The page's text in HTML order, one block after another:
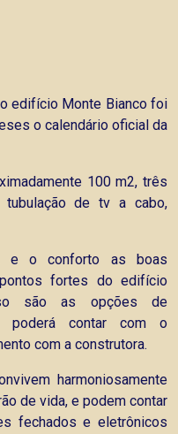
edifício Monte Bianco foi
o calendário oficial da
100 m2, três
tubulação de tv a cabo,
e o conforto as boas
fortes do edifício
são as opções de
poderá contar com o
com a construtora.
harmoniosamente
de vida, e podem contar
fechados e eletrônicos